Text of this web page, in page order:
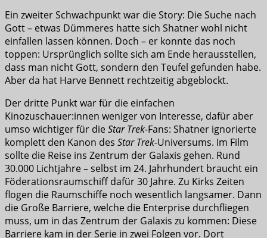
Ein zweiter Schwachpunkt war die Story: Die Suche nach
Gott – etwas Dümmeres hatte sich Shatner wohl nicht
einfallen lassen können. Doch – er konnte das noch
toppen: Ursprünglich sollte sich am Ende herausstellen,
dass man nicht Gott, sondern den Teufel gefunden habe.
Aber da hat Harve Bennett rechtzeitig abgeblockt.
Der dritte Punkt war für die einfachen
Kinozuschauer:innen weniger von Interesse, dafür aber
umso wichtiger für dieStar Trek-Fans: Shatner ignorierte
komplett den Kanon des Star Trek-Universums. Im Film
sollte die Reise ins Zentrum der Galaxis gehen. Rund
30.000 Lichtjahre – selbst im 24. Jahrhundert braucht ein
Föderationsraumschiff dafür 30 Jahre. Zu Kirks Zeiten
flogen die Raumschiffe noch wesentlich langsamer. Dann
die Große Barriere, welche die Enterprise durchfliegen
muss, um in das Zentrum der Galaxis zu kommen: Diese
Barriere kam in der Serie in zwei Folgen vor. Dort